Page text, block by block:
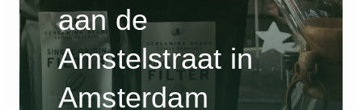
aan de
Amstelstraat in
Amsterdam